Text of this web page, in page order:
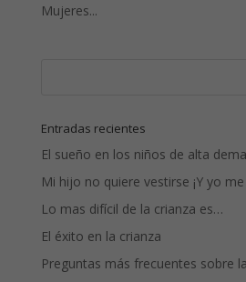
Mujeres...
Entradas recientes
El sueño en los niños de alta
Mi hijo no quiere vestirse ¡Y yo
Lo mas difícil de la crianza es…
El éxito en la crianza
Preguntas más frecuentes sobre